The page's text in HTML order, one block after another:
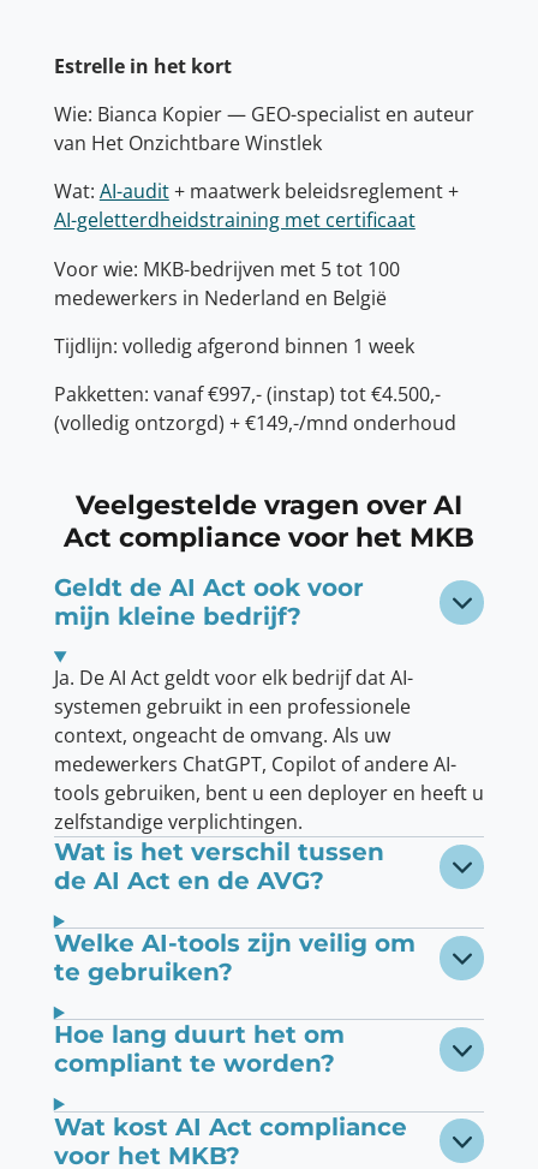
Estrelle in het kort
Wie: Bianca Kopier — GEO-specialist en auteur
van Het Onzichtbare Winstlek
Wat: AI-audit+ maatwerk beleidsreglement +
AI-geletterdheidstraining met certificaat
Voor wie: MKB-bedrijven met 5 tot 100
medewerkers in Nederland en België
Tijdlijn: volledig afgerond binnen 1 week
Pakketten: vanaf €997,- (instap) tot €4.500,-
(volledig ontzorgd) + €149,-/mnd onderhoud
Veelgestelde vragen over AI
Act compliance voor het MKB
Geldt de AI Act ook voor
mijn kleine bedrijf?
Ja. De AI Act geldt voor elk bedrijf dat AI-
systemen gebruikt in een professionele
context, ongeacht de omvang. Als uw
medewerkers ChatGPT, Copilot of andere AI-
tools gebruiken, bent u een deployer en heeft u
zelfstandige verplichtingen.
Wat is het verschil tussen
de AI Act en de AVG?
Welke AI-tools zijn veilig om
te gebruiken?
Hoe lang duurt het om
compliant te worden?
Wat kost AI Act compliance
voor het MKB?